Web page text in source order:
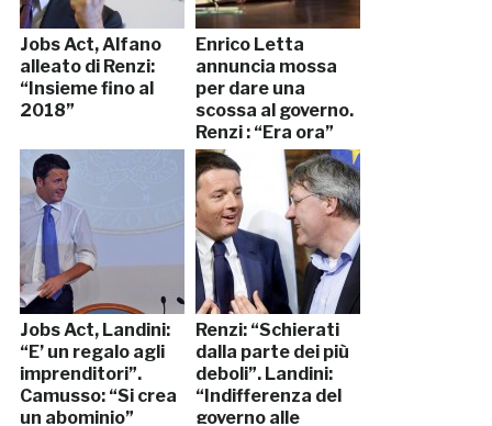
Jobs Act, Alfano
alleato di Renzi:
“Insieme fino al
2018”
Enrico Letta
annuncia mossa
per dare una
scossa al governo.
Renzi : “Era ora”
Jobs Act, Landini:
“E’ un regalo agli
imprenditori”.
Camusso: “Si crea
un abominio”
Renzi: “Schierati
dalla parte dei più
deboli”. Landini:
“Indifferenza del
governo alle